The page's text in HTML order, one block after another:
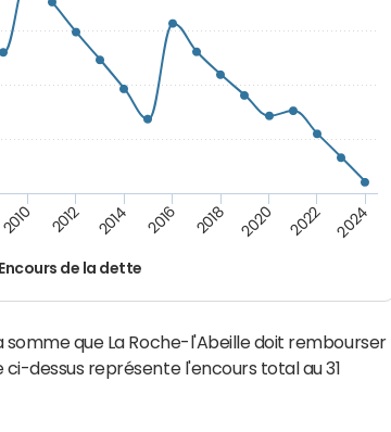
Encours de la dette
2010 2012 2014 2016 2018 2020 2022 2024
que La Roche-l'Abeille doit rembourser
dessus représente l'encours total au 31